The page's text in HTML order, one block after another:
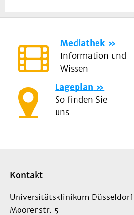
das dauerhafte
Fremdkörpers im
minimieren.
Nebenwirkungen
selten, können
Mediathek
Information und
Wissen
Lageplan
So finden Sie
uns
Kontakt
Universitätsklinikum Düsseldorf
Moorenstr. 5